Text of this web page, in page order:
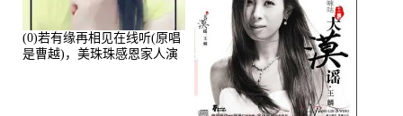
(0)若有缘再相见在线听(原唱
是曹越)，美珠珠感恩家人演